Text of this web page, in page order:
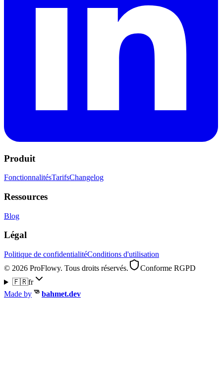
Produit
FonctionnalitésTarifsChangelog
Ressources
Blog
Légal
Politique de confidentialitéConditions d'utilisation
© 2026 ProFlowy. Tous droits réservés.
Conforme RGPD
🇫🇷fr
Made by
bahmet.dev